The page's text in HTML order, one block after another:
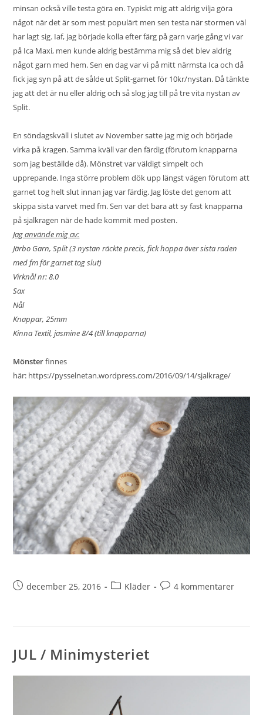
minsan också ville testa göra en. Typiskt mig att aldrig vilja göra
något när det är som mest populärt men sen testa när stormen väl
har lagt sig. Iaf, jag började kolla efter färg på garn varje gång vi var
på Ica Maxi, men kunde aldrig bestämma mig så det blev aldrig
något garn med hem. Sen en dag var vi på mitt närmsta Ica och då
fick jag syn på att de sålde ut Split-garnet för 10kr/nystan. Då tänkte
jag att det är nu eller aldrig och så slog jag till på tre vita nystan av
Split.
En söndagskväll i slutet av November satte jag mig och började
virka på kragen. Samma kväll var den färdig (förutom knapparna
som jag beställde då). Mönstret var väldigt simpelt och
upprepande. Inga större problem dök upp längst vägen förutom att
garnet tog helt slut innan jag var färdig. Jag löste det genom att
skippa sista varvet med fm. Sen var det bara att sy fast knapparna
på sjalkragen när de hade kommit med posten.
Jag använde mig av:
Järbo Garn, Split (3 nystan räckte precis, fick hoppa över sista raden
med fm för garnet tog slut)
Virknål nr: 8.0
Sax
Nål
Knappar, 25mm
Kinna Textil, jasmine 8/4 (till knapparna)
Mönsterfinnes
här: https://pysselnetan.wordpress.com/2016/09/14/sjalkrage/
december 25, 2016 Kläder 4 kommentarer
JUL / Minimysteriet